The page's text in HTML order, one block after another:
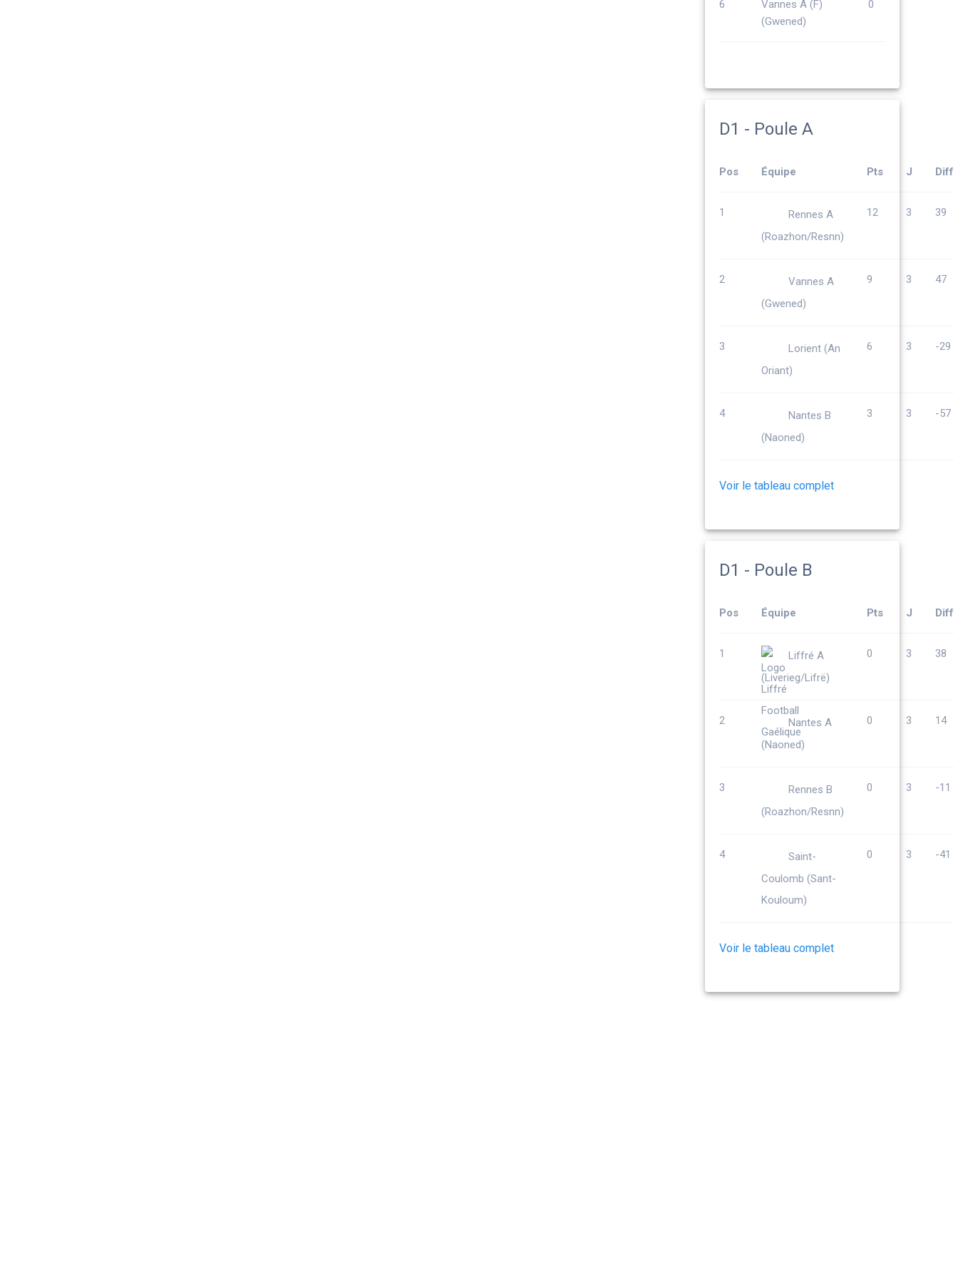
6
Vannes A (F)
(Gwened)
0
D1 - Poule A
Pos Équipe Pts J Diff
1
Rennes A
(Roazhon/Resnn)
12 3 39
2
Vannes A
(Gwened)
9 3 47
3
Lorient (An
Oriant)
6 3 -29
4
Nantes B
(Naoned)
3 3 -57
Voir le tableau complet
D1 - Poule B
Pos Équipe Pts J Diff
1
Liffré A
(Liverieg/Lifrë)
0 3 38
2
Nantes A
(Naoned)
0 3 14
3
Rennes B
(Roazhon/Resnn)
0 3 -11
4
Saint-
Coulomb (Sant-
Kouloum)
0 3 -41
Voir le tableau complet